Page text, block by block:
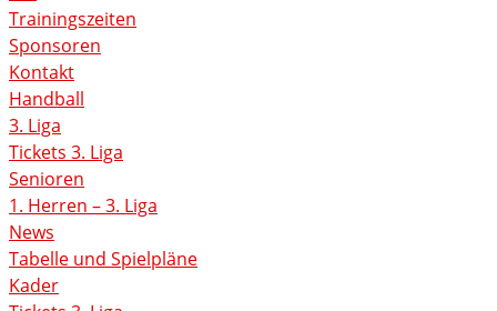
Trainingszeiten
Sponsoren
Kontakt
Handball
3. Liga
Tickets 3. Liga
Senioren
1. Herren – 3. Liga
News
Tabelle und Spielpläne
Kader